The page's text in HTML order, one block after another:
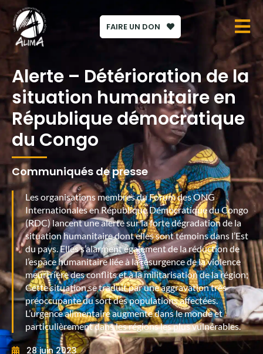
FAIRE UN DON
Alerte – Détérioration de la
situation humanitaire en
République démocratique
du Congo
Communiqués de presse
Les organisations membres du Forum des ONG
Internationales en République Démocratique du Congo
(RDC) lancent une alerte sur la forte dégradation de la
situation humanitaire dont elles sont témoins dans l’Est
du pays. Elles s’alarment également de la réduction de
l’espace humanitaire liée à la résurgence de la violence
meurtrière des conflits et à la militarisation de la région;
Cette situation se traduit par une aggravation très
préoccupante du sort des populations affectées.
L’urgence alimentaire augmente dans le monde et
particulièrement dans les régions les plus vulnérables.
28 juin 2023